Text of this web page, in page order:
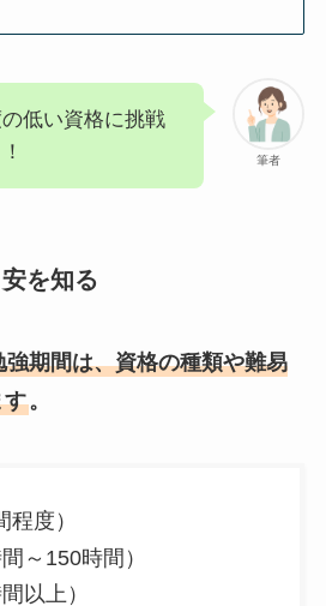
筆者
低い資格に挑戦
を知る
期間は、資格の種類や難易
す。
度）
～150時間）
以上）